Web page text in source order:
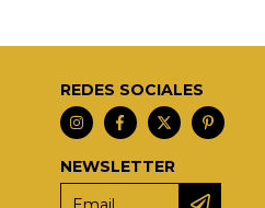
REDES SOCIALES
NEWSLETTER